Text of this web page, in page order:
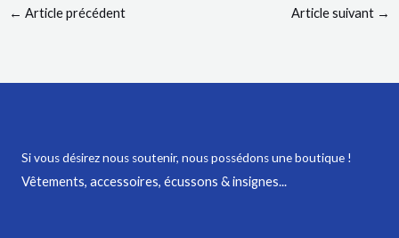
← Article précédent Article suivant →
Si vous désirez nous soutenir, nous possédons une boutique !
Vêtements, accessoires, écussons & insignes...